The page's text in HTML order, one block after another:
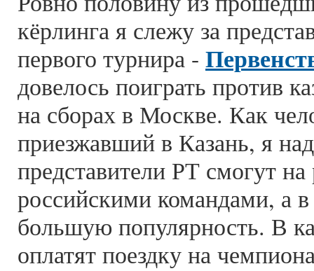
кёрлинга я слежу за
первого турнира -
довелось поиграть против
на сборах в Москве. Как
приезжавший в Казань, я
представители РТ смогут
российскими командами, а
большую популярность. В
оплатят поездку на